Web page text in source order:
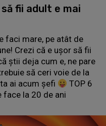
fii adult e mai
faci mare, pe atât de
Crezi că e uşor să fii
ştii deja cum e, ne pare
să ceri voie de la
ai acum şefi
TOP 6
face la 20 de ani